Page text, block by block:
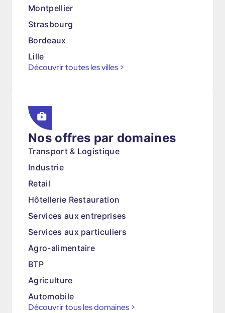
Montpellier
Strasbourg
Bordeaux
Lille
Découvrir toutes les villes >
Nos offres par domaines
Transport & Logistique
Industrie
Retail
Hôtellerie Restauration
Services aux entreprises
Services aux particuliers
Agro-alimentaire
BTP
Agriculture
Automobile
Découvrir tous les domaines >